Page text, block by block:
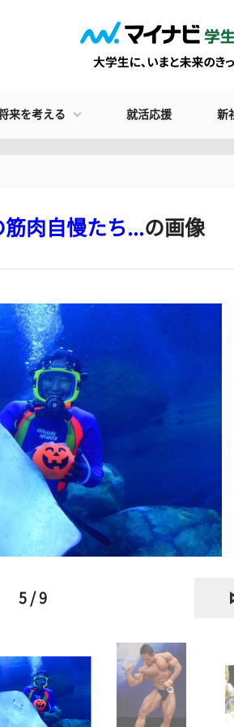
来を考える 就活応援 新
肉自慢たち...の画像
5 / 9